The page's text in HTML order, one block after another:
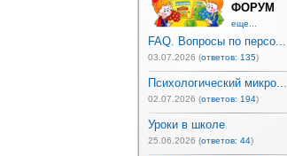
ФОРУМ
еще...
FAQ. Вопросы по персо...
03.07.2026 (ответов: 135)
Психологический микро...
02.07.2026 (ответов: 194)
Уроки в школе
25.06.2026 (ответов: 44)